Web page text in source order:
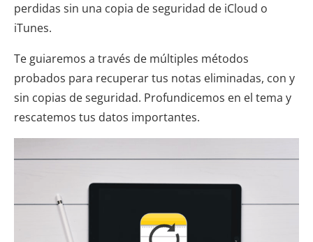
perdidas sin una copia de seguridad de iCloud o
iTunes.
Te guiaremos a través de múltiples métodos
probados para recuperar tus notas eliminadas, con y
sin copias de seguridad. Profundicemos en el tema y
rescatemos tus datos importantes.